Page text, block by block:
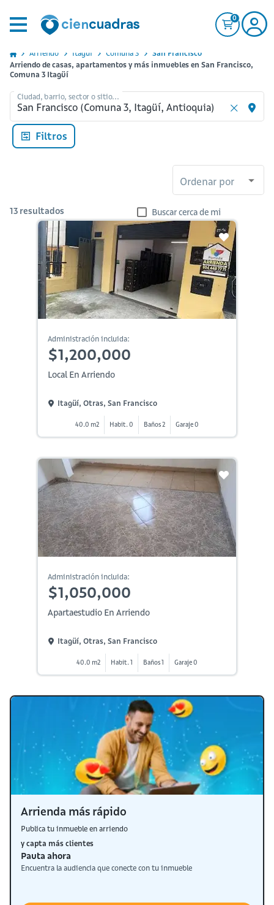
0
Arriendo Itagui Comuna 3
San Francisco
Arriendo de casas, apartamentos y más inmuebles en San Francisco,
Comuna 3 Itagüí
Ciudad, barrio, sector o sitio...
Filtros
Ordenar por
13 resultados Buscar cerca de mi
Administración incluida:
$1,200,000
Local En Arriendo
Itagüí, Otras, San Francisco
40.0 m2 Habit. 0 Baños 2 Garaje 0
Administración incluida:
$1,050,000
Apartaestudio En Arriendo
Itagüí, Otras, San Francisco
40.0 m2 Habit. 1 Baños 1 Garaje 0
Arrienda más rápido
Publica tu inmueble en arriendo
y capta más clientes
Pauta ahora
Encuentra la audiencia que conecte con tu inmueble